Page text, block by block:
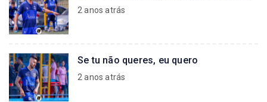
2 anos atrás
Se tu não queres, eu quero
2 anos atrás